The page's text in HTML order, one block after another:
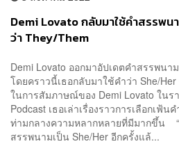
Demi Lovato กลับมาใช้คำสรรพน
ว่า They/Them
Demi Lovato ออกมาอัปเดตคำสรรพนา
โดยคราวนี้เธอกลับมาใช้คำว่า She/
ในการสัมภาษณ์ของ Demi Lovato ในร
Podcast เธอเล่าเรื่องราวการเลือกเฟ้น
ท่ามกลางความหลากหลายที่มีมากขึ้น
สรรพนามเป็น She/Her อีกครั้งแล้...